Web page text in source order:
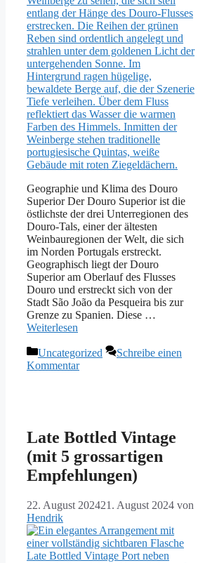
Geographie und Klima des Douro
Superior Der Douro Superior ist die
östlichste der drei Unterregionen des
Douro-Tals, einer der ältesten
Weinbauregionen der Welt, die sich
im Norden Portugals erstreckt.
Geographisch liegt der Douro
Superior am Oberlauf des Flusses
Douro und erstreckt sich von der
Stadt São João da Pesqueira bis zur
Grenze zu Spanien. Diese …
Weiterlesen
Kategorien
Uncategorized
Schreibe einen
Kommentar
Late Bottled Vintage
(mit 5 grossartigen
Empfehlungen)
22. August 202421. August 2024 von
Hendrik